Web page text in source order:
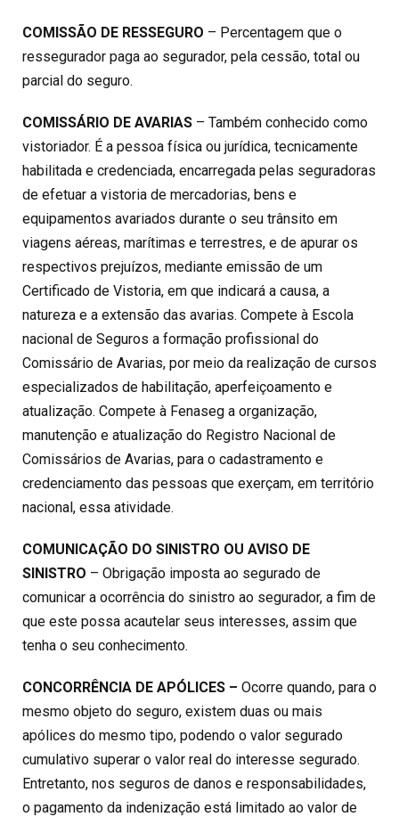
COMISSÃO DE RESSEGURO – Percentagem que o
ressegurador paga ao segurador, pela cessão, total ou
parcial do seguro.
COMISSÁRIO DE AVARIAS – Também conhecido como
vistoriador. É a pessoa física ou jurídica, tecnicamente
habilitada e credenciada, encarregada pelas seguradoras
de efetuar a vistoria de mercadorias, bens e
equipamentos avariados durante o seu trânsito em
viagens aéreas, marítimas e terrestres, e de apurar os
respectivos prejuízos, mediante emissão de um
Certificado de Vistoria, em que indicará a causa, a
natureza e a extensão das avarias. Compete à Escola
nacional de Seguros a formação profissional do
Comissário de Avarias, por meio da realização de cursos
especializados de habilitação, aperfeiçoamento e
atualização. Compete à Fenaseg a organização,
manutenção e atualização do Registro Nacional de
Comissários de Avarias, para o cadastramento e
credenciamento das pessoas que exerçam, em território
nacional, essa atividade.
COMUNICAÇÃO DO SINISTRO OU AVISO DE
SINISTRO – Obrigação imposta ao segurado de
comunicar a ocorrência do sinistro ao segurador, a fim de
que este possa acautelar seus interesses, assim que
tenha o seu conhecimento.
CONCORRÊNCIA DE APÓLICES – Ocorre quando, para o
mesmo objeto do seguro, existem duas ou mais
apólices do mesmo tipo, podendo o valor segurado
cumulativo superar o valor real do interesse segurado.
Entretanto, nos seguros de danos e responsabilidades,
o pagamento da indenização está limitado ao valor de